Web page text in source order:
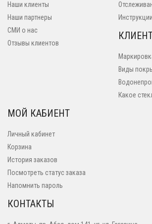
Наши клиенты
Наши партнеры
СМИ о нас
Отзывы клиентов
Виды
Какое
МОЙ КАБИЕНТ
Личный кабинет
Корзина
История заказов
Посмотреть статус заказа
Напомнить пароль
КОНТАКТЫ